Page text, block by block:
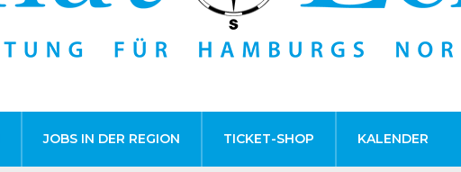
JOBS IN DER REGION TICKET-SHOP KALENDER